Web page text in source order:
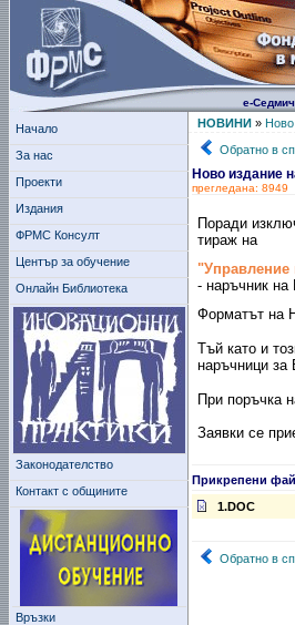
е-
Начало
За нас
Проекти
Издания
ФРМС Консулт
Център за обучение
Онлайн Библиотека
Законодателство
Контакт с общините
Връзки
НОВИНИ»
Обратно в
Ново издание
прегледана: 8949
Поради
тираж на
"Управление
- наръчник на
Форматът на
Тъй като и
наръчници за
При поръчка
Заявки се
Прикрепени
1.DOC
Обратно в